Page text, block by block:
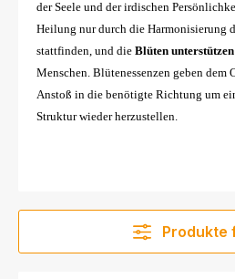
der Seele und der irdischen
Heilung nur durch die Harmonisierung
stattfinden, und die Blüten unterstützen
Menschen. Blütenessenzen geben dem
Anstoß in die benötigte Richtung um
Struktur wieder herzustellen.
Produkte